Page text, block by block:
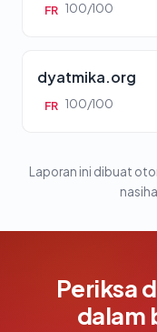
FR 100/100
dyatmika.org
FR 100/100
Laporan ini dibuat
Periksa
dalam